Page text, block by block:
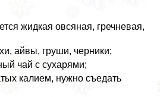
жидкая овсяная, гречневая,
айвы, груши, черники;
чай с сухарями;
калием, нужно съедать